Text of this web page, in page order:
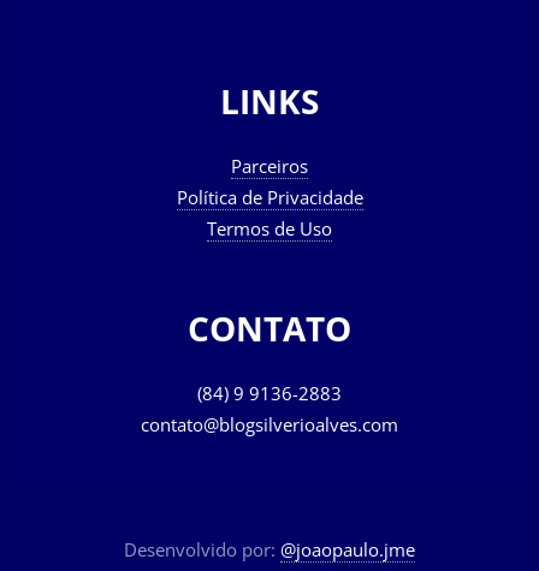
LINKS
Parceiros
Política de Privacidade
Termos de Uso
CONTATO
(84) 9 9136-2883
contato@blogsilverioalves.com
Desenvolvido por: @joaopaulo.jme